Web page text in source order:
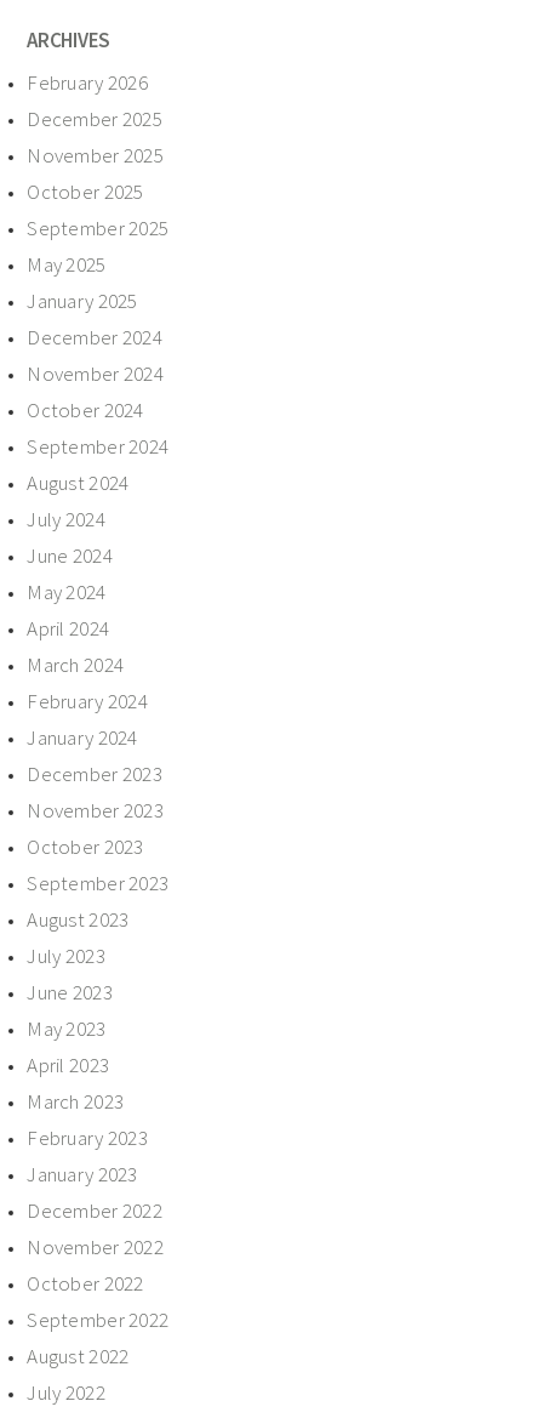
ARCHIVES
February 2026
December 2025
November 2025
October 2025
September 2025
May 2025
January 2025
December 2024
November 2024
October 2024
September 2024
August 2024
July 2024
June 2024
May 2024
April 2024
March 2024
February 2024
January 2024
December 2023
November 2023
October 2023
September 2023
August 2023
July 2023
June 2023
May 2023
April 2023
March 2023
February 2023
January 2023
December 2022
November 2022
October 2022
September 2022
August 2022
July 2022